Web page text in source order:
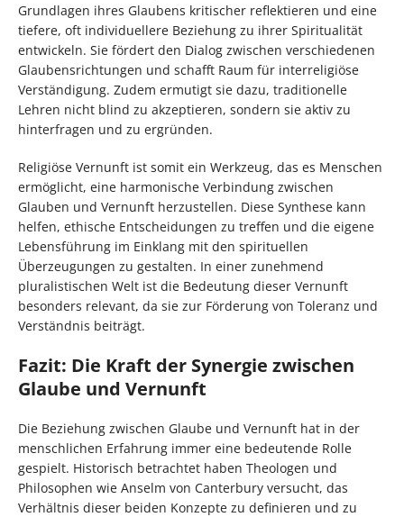
Grundlagen ihres Glaubens kritischer reflektieren und eine
tiefere, oft individuellere Beziehung zu ihrer Spiritualität
entwickeln. Sie fördert den Dialog zwischen verschiedenen
Glaubensrichtungen und schafft Raum für interreligiöse
Verständigung. Zudem ermutigt sie dazu, traditionelle
Lehren nicht blind zu akzeptieren, sondern sie aktiv zu
hinterfragen und zu ergründen.
Religiöse Vernunft ist somit ein Werkzeug, das es Menschen
ermöglicht, eine harmonische Verbindung zwischen
Glauben und Vernunft herzustellen. Diese Synthese kann
helfen, ethische Entscheidungen zu treffen und die eigene
Lebensführung im Einklang mit den spirituellen
Überzeugungen zu gestalten. In einer zunehmend
pluralistischen Welt ist die Bedeutung dieser Vernunft
besonders relevant, da sie zur Förderung von Toleranz und
Verständnis beiträgt.
Fazit: Die Kraft der Synergie zwischen
Glaube und Vernunft
Die Beziehung zwischen Glaube und Vernunft hat in der
menschlichen Erfahrung immer eine bedeutende Rolle
gespielt. Historisch betrachtet haben Theologen und
Philosophen wie Anselm von Canterbury versucht, das
Verhältnis dieser beiden Konzepte zu definieren und zu